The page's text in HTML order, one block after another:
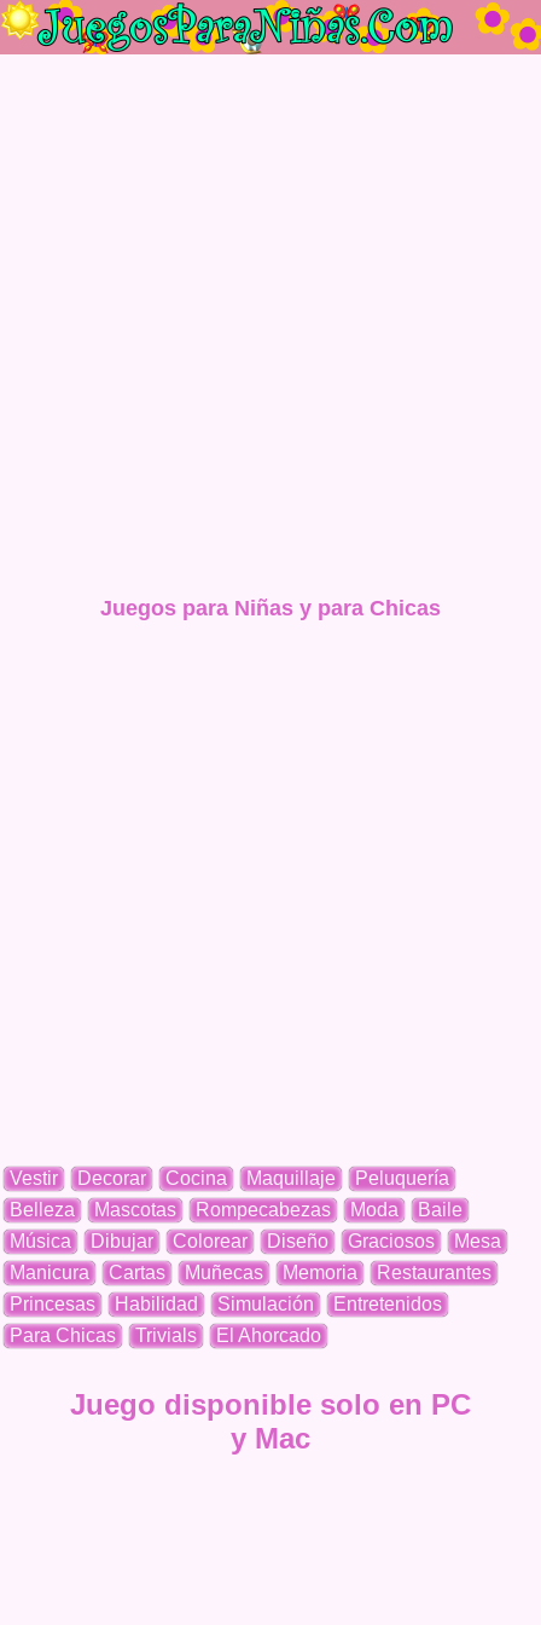
Juegos para Niñas y para Chicas
Vestir Decorar Cocina Maquillaje
Peluquería
Belleza
Mascotas Rompecabezas Moda
Baile
Música
Dibujar Colorear Diseño Graciosos
Mesa
Manicura
Cartas Muñecas Memoria
Restaurantes
Princesas
Habilidad Simulación
Entretenidos
Para Chicas
Trivials El Ahorcado
Juego disponible solo en PC
y Mac